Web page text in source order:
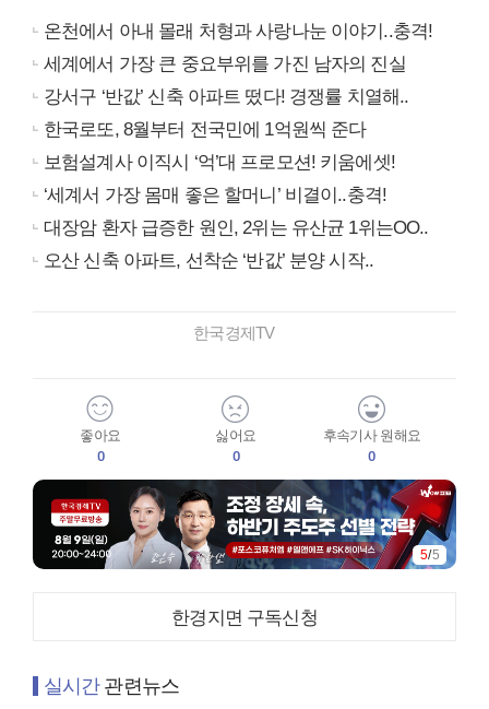
온천에서 아내 몰래 처형과 사랑나눈 이야기..충격!
세계에서 가장 큰 중요부위를 가진 남자의 진실
강서구 ‘반값’ 신축 아파트 떴다! 경쟁률 치열해..
한국로또, 8월부터 전국민에 1억원씩 준다
보험설계사 이직시 ‘억’대 프로모션! 키움에셋!
‘세계서 가장 몸매 좋은 할머니’ 비결이..충격!
대장암 환자 급증한 원인, 2위는 유산균 1위는OO..
오산 신축 아파트, 선착순 ‘반값’ 분양 시작..
한국경제TV
좋아요
0
싫어요
0
후속기사 원해요
0
5/5
한경지면 구독신청
실시간관련뉴스